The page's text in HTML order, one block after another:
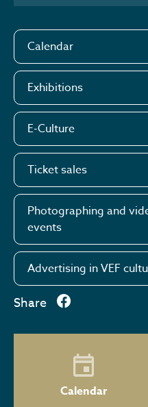
Calendar
Exhibitions
E-Culture
Ticket sales
Photographing and
events
Advertising in VEF
Share
Calendar